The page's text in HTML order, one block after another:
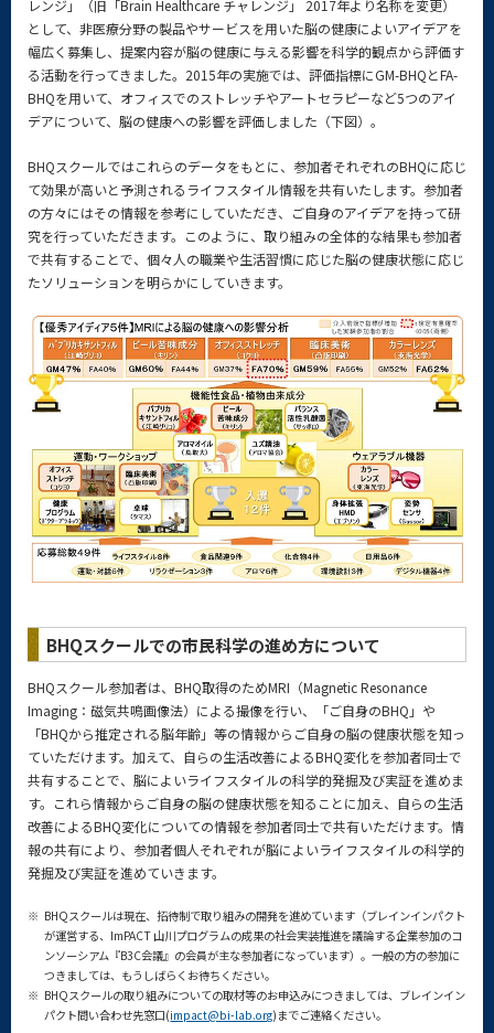
レンジ」（旧「Brain Healthcare チャレンジ」 2017年より名称を変更）
として、非医療分野の製品やサービスを用いた脳の健康によいアイデアを
幅広く募集し、提案内容が脳の健康に与える影響を科学的観点から評価す
る活動を行ってきました。2015年の実施では、評価指標にGM-BHQとFA-
BHQを用いて、オフィスでのストレッチやアートセラピーなど5つのアイ
デアについて、脳の健康への影響を評価しました（下図）。
BHQスクールではこれらのデータをもとに、参加者それぞれのBHQに応じ
て効果が高いと予測されるライフスタイル情報を共有いたします。参加者
の方々にはその情報を参考にしていただき、ご自身のアイデアを持って研
究を行っていただきます。このように、取り組みの全体的な結果も参加者
で共有することで、個々人の職業や生活習慣に応じた脳の健康状態に応じ
たソリューションを明らかにしていきます。
BHQスクールでの市民科学の進め方について
BHQスクール参加者は、BHQ取得のためMRI（Magnetic Resonance
Imaging：磁気共鳴画像法）による撮像を行い、「ご自身のBHQ」や
「BHQから推定される脳年齢」等の情報からご自身の脳の健康状態を知っ
ていただけます。加えて、自らの生活改善によるBHQ変化を参加者同士で
共有することで、脳によいライフスタイルの科学的発掘及び実証を進めま
す。これら情報からご自身の脳の健康状態を知ることに加え、自らの生活
改善によるBHQ変化についての情報を参加者同士で共有いただけます。情
報の共有により、参加者個人それぞれが脳によいライフスタイルの科学的
発掘及び実証を進めていきます。
※ BHQスクールは現在、招待制で取り組みの開発を進めています（ブレインインパクト
が運営する、ImPACT 山川プログラムの成果の社会実装推進を議論する企業参加のコ
ンソーシアム『B3C会議』の会員が主な参加者になっています）。一般の方の参加に
つきましては、もうしばらくお待ちください。
※ BHQスクールの取り組みについての取材等のお申込みにつきましては、ブレインイン
パクト問い合わせ先窓口(impact@bi-lab.org)までご連絡ください。